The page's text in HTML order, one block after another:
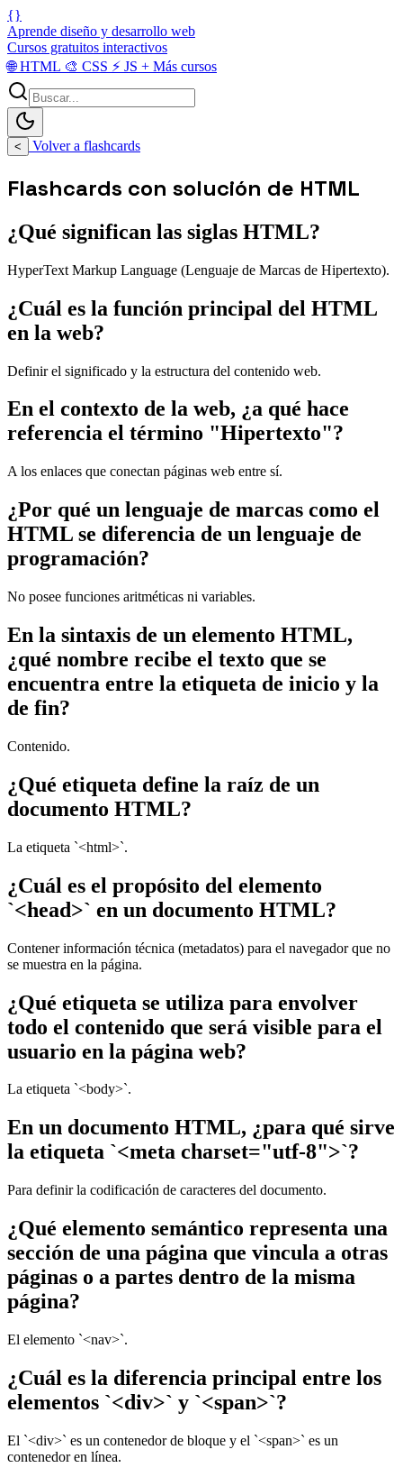
{}
Aprende diseño y desarrollo web
Cursos gratuitos interactivos
🌐HTML 🎨 CSS ⚡ JS + Más cursos
< Volver a flashcards
Flashcards con solución de HTML
¿Qué significan las siglas HTML?
HyperText Markup Language (Lenguaje de Marcas de Hipertexto).
¿Cuál es la función principal del HTML
en la web?
Definir el significado y la estructura del contenido web.
En el contexto de la web, ¿a qué hace
referencia el término "Hipertexto"?
A los enlaces que conectan páginas web entre sí.
¿Por qué un lenguaje de marcas como el
HTML se diferencia de un lenguaje de
programación?
No posee funciones aritméticas ni variables.
En la sintaxis de un elemento HTML,
¿qué nombre recibe el texto que se
encuentra entre la etiqueta de inicio y la
de fin?
Contenido.
¿Qué etiqueta define la raíz de un
documento HTML?
La etiqueta `<html>`.
¿Cuál es el propósito del elemento
`<head>` en un documento HTML?
Contener información técnica (metadatos) para el navegador que no
se muestra en la página.
¿Qué etiqueta se utiliza para envolver
todo el contenido que será visible para el
usuario en la página web?
La etiqueta `<body>`.
En un documento HTML, ¿para qué sirve
la etiqueta `<meta charset="utf-8">`?
Para definir la codificación de caracteres del documento.
¿Qué elemento semántico representa una
sección de una página que vincula a otras
páginas o a partes dentro de la misma
página?
El elemento `<nav>`.
¿Cuál es la diferencia principal entre los
elementos `<div>` y `<span>`?
El `<div>` es un contenedor de bloque y el `<span>` es un
contenedor en línea.